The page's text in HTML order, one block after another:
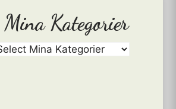
Mina Kategorier